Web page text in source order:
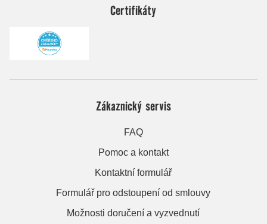
Certifikáty
Zákaznický servis
FAQ
Pomoc a kontakt
Kontaktní formulář
Formulář pro odstoupení od smlouvy
Možnosti doručení a vyzvednutí